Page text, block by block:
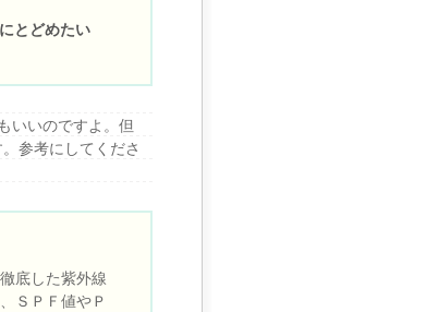
とどめたい
いいのですよ。但
参考にしてくださ
底した紫外線
ＳＰＦ値やＰ